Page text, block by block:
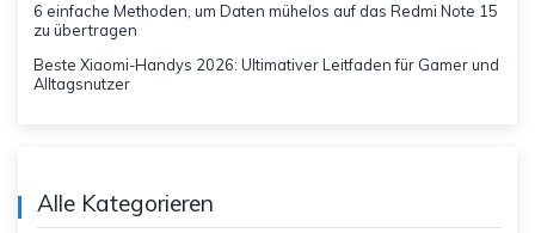
6 einfache Methoden, um Daten mühelos auf das Redmi Note 15
zu übertragen
Beste Xiaomi-Handys 2026: Ultimativer Leitfaden für Gamer und
Alltagsnutzer
Alle Kategorieren